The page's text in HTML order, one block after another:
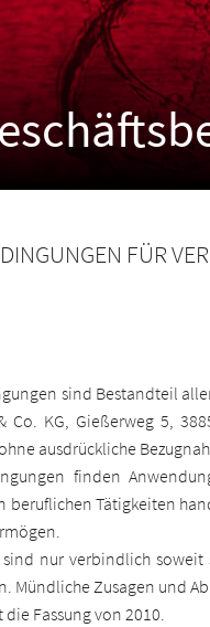
FÜR
sind Bestandteil
Co. KG, Gießerweg 5,
ausdrückliche
finden
Tätigkeiten
nur verbindlich
Mündliche Zusagen und
Fassung von 2010.